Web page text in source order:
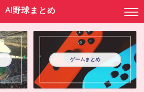
AI野球まとめ
ゲームまとめ